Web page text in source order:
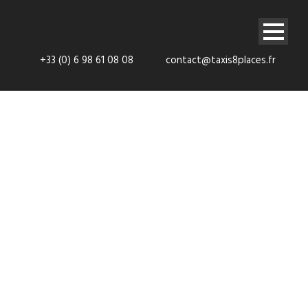
+33 (0) 6 98 61 08 08 contact@taxis8places.fr